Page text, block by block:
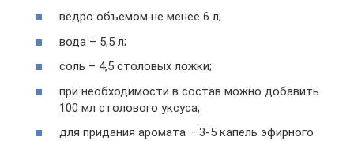
ведро объемом не менее 6 л;
вода – 5,5 л;
соль – 4,5 столовых ложки;
при необходимости в состав можно добавить
100 мл столового уксуса;
для придания аромата – 3-5 капель эфирного